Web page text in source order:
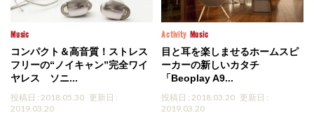
Music
コンパクト＆高音質！ストレス
フリーの“ノイキャン”完全ワイ
ヤレス ソニ...
投稿日 : 2018.05.30 更新日 :
2019.03.20
Activity Music
目と耳を楽しませるホームスピ
ーカーの新しいカタチ
「Beoplay A9...
投稿日 : 2018.03.20 更新日 :
2019.03.20